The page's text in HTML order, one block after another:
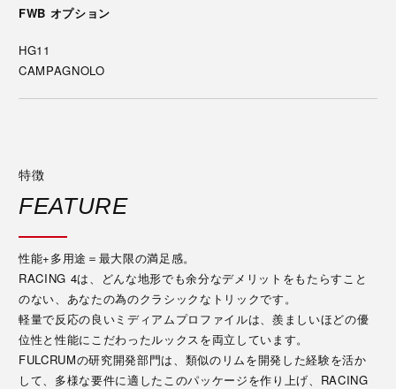
FWB オプション
HG11
CAMPAGNOLO
特徴
FEATURE
性能+多用途＝最大限の満足感。
RACING 4は、どんな地形でも余分なデメリットをもたらすこと
のない、あなたの為のクラシックなトリックです。
軽量で反応の良いミディアムプロファイルは、羨ましいほどの優
位性と性能にこだわったルックスを両立しています。
FULCRUMの研究開発部門は、類似のリムを開発した経験を活か
して、多様な要件に適したこのパッケージを作り上げ、RACING